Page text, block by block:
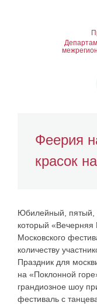
Феерия
красок
Юбилейный, пятый,
который «Вечерняя
Московского
количеству
Праздник для
на «Поклонной
грандиозное шоу
фестиваль с